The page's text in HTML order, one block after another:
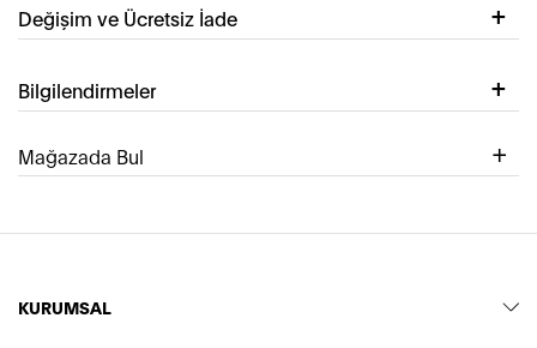
Değişim ve Ücretsiz İade
Bilgilendirmeler
Mağazada Bul
KURUMSAL